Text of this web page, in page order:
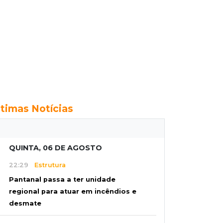
Notícias
QUINTA, 06 DE AGOSTO
22:29 Estrutura
Pantanal passa a ter unidade
regional para atuar em incêndios e
desmate